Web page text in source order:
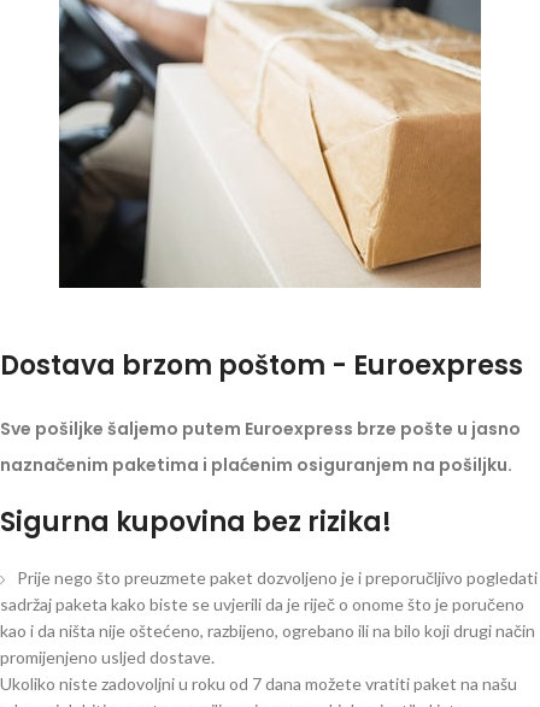
Dostava brzom poštom - Euroexpress
Sve pošiljke šaljemo putem Euroexpress brze pošte u jasno
naznačenim paketima i plaćenim osiguranjem na pošiljku.
Sigurna kupovina bez rizika!
Prije nego što preuzmete paket dozvoljeno je i preporučljivo pogledati
sadržaj paketa kako biste se uvjerili da je riječ o onome što je poručeno
kao i da ništa nije oštećeno, razbijeno, ogrebano ili na bilo koji drugi način
promijenjeno usljed dostave.
Ukoliko niste zadovoljni u roku od 7 dana možete vratiti paket na našu